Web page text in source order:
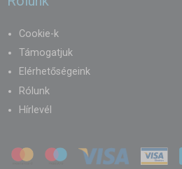
Cookie-k
Támogatjuk
Elérhetőségeink
Rólunk
Hírlevél